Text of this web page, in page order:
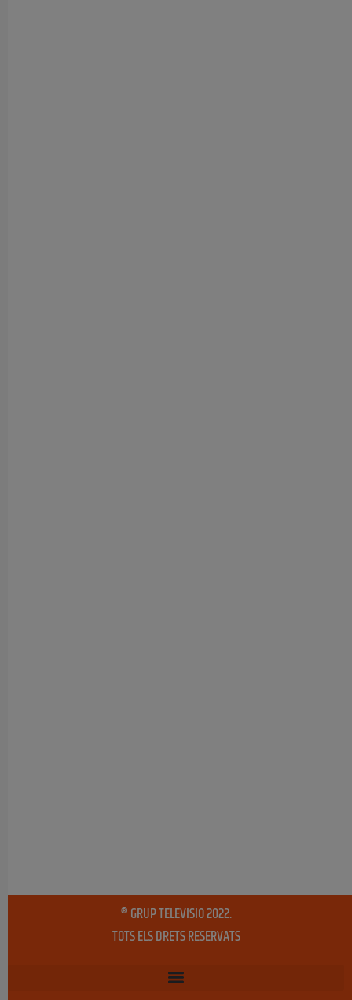
® GRUP TELEVISIO 2022.
TOTS ELS DRETS RESERVATS